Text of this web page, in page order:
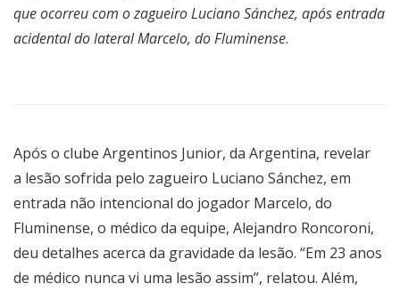
que ocorreu com o zagueiro Luciano Sánchez, após entrada
acidental do lateral Marcelo, do Fluminense.
Após o clube Argentinos Junior, da Argentina, revelar
a lesão sofrida pelo zagueiro Luciano Sánchez, em
entrada não intencional do jogador Marcelo, do
Fluminense, o médico da equipe, Alejandro Roncoroni,
deu detalhes acerca da gravidade da lesão. “Em 23 anos
de médico nunca vi uma lesão assim”, relatou. Além,